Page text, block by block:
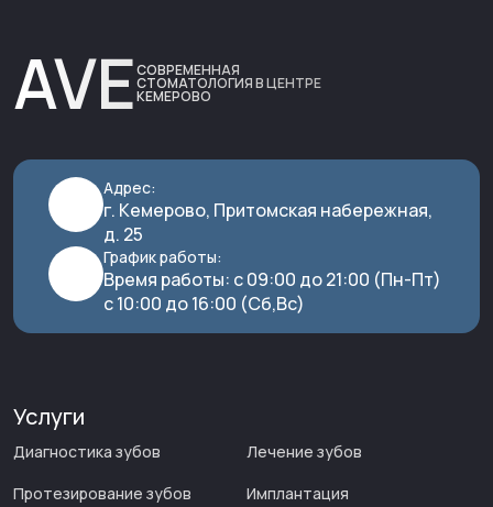
AVEСОВРЕМЕННАЯ
СТОМАТОЛОГИЯ В ЦЕНТРЕ
КЕМЕРОВО
Адрес:
г. Кемерово, Притомская набережная,
д. 25
График работы:
Время работы: с 09:00 до 21:00 (Пн-Пт)
с 10:00 до 16:00 (Сб,Вс)
Услуги
Диагностика зубов
Лечение зубов
Протезирование зубов
Имплантация